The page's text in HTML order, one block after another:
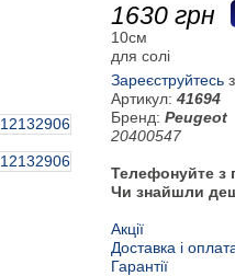
1630 грн
10см
для солі
Зареєструйтесь
Артикул: 41694
Бренд: Peugeot
20400547
Телефонуйте з
Чи знайшли
Акції
Доставка і
Гарантії